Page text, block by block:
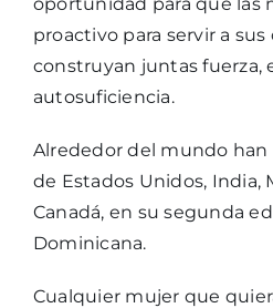
proactivo para servir a
construyan juntas fuerza,
autosuficiencia.
Alrededor del mundo
de Estados Unidos, India,
Canadá, en su segunda
Dominicana.
Cualquier mujer que